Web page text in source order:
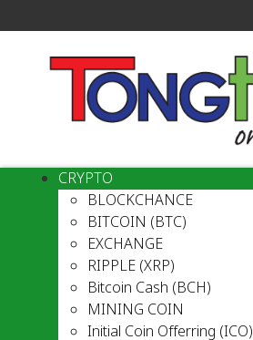
CRYPTO
BLOCKCHANCE
BITCOIN (BTC)
EXCHANGE
RIPPLE (XRP)
Bitcoin Cash (BCH)
MINING COIN
Initial Coin Offerring (ICO)